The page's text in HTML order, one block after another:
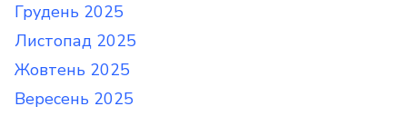
Грудень 2025
Листопад 2025
Жовтень 2025
Вересень 2025